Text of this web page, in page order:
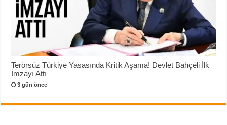
Terörsüz Türkiye Yasasında Kritik Aşama! Devlet Bahçeli İlk
İmzayı Attı
3 gün önce